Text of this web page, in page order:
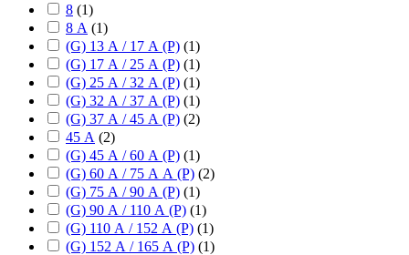
8 (1)
8 А (1)
(G) 13 А / 17 А (P) (1)
(G) 17 А / 25 А (P) (1)
(G) 25 А / 32 А (P) (1)
(G) 32 А / 37 А (P) (1)
(G) 37 А / 45 А (P) (2)
45 А (2)
(G) 45 А / 60 А (P) (1)
(G) 60 А / 75 А А (P) (2)
(G) 75 А / 90 А (P) (1)
(G) 90 А / 110 А (P) (1)
(G) 110 А / 152 А (P) (1)
(G) 152 А / 165 А (P) (1)